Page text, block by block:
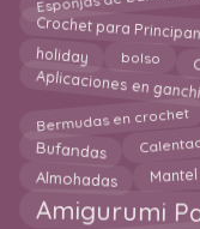
Crochet para
holiday bolso
Aplicaciones en
Bermudas en crochet
Bufandas
Almohadas
Amigurumi